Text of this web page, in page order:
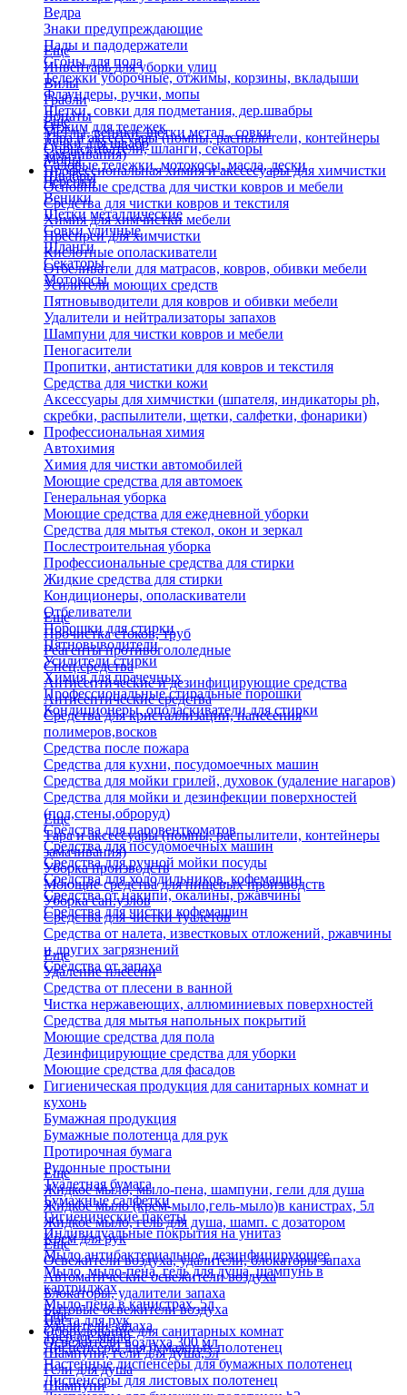
Ведра
Знаки предупреждающие
Пады и падодержатели
Сгоны для пола
Тележки уборочные, отжимы, корзины, вкладыши
Флаундеры, ручки, мопы
Щетки, совки для подметания, дер.швабры
Отжим для тележек
Ручки для швабр
Мопы
Швабры
Еще
Инвентарь для уборки улиц
Вилы
Грабли
Лопаты
Метлы, веники, щетки метал., совки
Опрыскиватели, шланги, секаторы
Садовые тележки, мотокосы, масла, лески
Черенки
Веники
Щетки металлические
Совки уличные
Шланги
Секаторы
Мотокосы
Еще
Тара и аксессуары (помпы, распылители, контейнеры
замачивания)
Профессиональная химия и акссесуары для химчистки
Основные средства для чистки ковров и мебели
Средства для чистки ковров и текстиля
Химия для химчистки мебели
Преспреи для химчистки
Кислотные ополаскиватели
Отбеливатели для матрасов, ковров, обивки мебели
Усилители моющих средств
Пятновыводители для ковров и обивки мебели
Удалители и нейтрализаторы запахов
Шампуни для чистки ковров и мебели
Пеногасители
Пропитки, антистатики для ковров и текстиля
Средства для чистки кожи
Аксессуары для химчистки (шпателя, индикаторы ph,
скребки, распылители, щетки, салфетки, фонарики)
Профессиональная химия
Автохимия
Химия для чистки автомобилей
Моющие средства для автомоек
Генеральная уборка
Моющие средства для ежедневной уборки
Средства для мытья стекол, окон и зеркал
Послестроительная уборка
Профессиональные средства для стирки
Жидкие средства для стирки
Кондиционеры, ополаскиватели
Отбеливатели
Порошки для стирки
Пятновыводители
Усилители стирки
Химия для прачечных
Профессиональные стиральные порошки
Кондиционеры, ополаскиватели для стирки
Еще
Прочистка стоков, труб
Реагенты противогололедные
Спец.средства
Антисептические и дезинфицирующие средства
Антисептические средства
Средства для кристаллизации, нанесения
полимеров,восков
Средства после пожара
Средства для кухни, посудомоечных машин
Средства для мойки грилей, духовок (удаление нагаров)
Средства для мойки и дезинфекции поверхностей
(пол,стены,оброруд)
Средства для паровенткоматов
Средства для посудомоечных машин
Средства для ручной мойки посуды
Средства для холодильников, кофемашин
Средства от накипи, окалины, ржавчины
Средства для чистки кофемашин
Еще
Тара и аксессуары (помпы, распылители, контейнеры
замачивания)
Уборка производств
Моющие средства для пищевых производств
Уборка сан.узлов
Средства для чистки туалетов
Средства от налета, известковых отложений, ржавчины
и других загрязнений
Средства от запаха
Еще
Удаление плесени
Средства от плесени в ванной
Чистка нержавеющих, аллюминиевых поверхностей
Средства для мытья напольных покрытий
Моющие средства для пола
Дезинфицирующие средства для уборки
Моющие средства для фасадов
Гигиеническая продукция для санитарных комнат и
кухонь
Бумажная продукция
Бумажные полотенца для рук
Протирочная бумага
Рулонные простыни
Туалетная бумага
Бумажные салфетки
Гигиенические пакеты
Индивидуальные покрытия на унитаз
Еще
Жидкое мыло, мыло-пена, шампуни, гели для душа
Жидкое мыло (крем-мыло,гель-мыло)в канистрах, 5л
Жидкое мыло, гель для душа, шамп. с дозатором
Крем для рук
Мыло антибактериальное, дезинфицирующее
Мыло, мыло-пена, гель для душа, шампунь в
картриджах
Мыло-пена в канистрах, 5л
Паста для рук
Твердое мыло
Шампуни, гели для душа,5л
Гели для душа
Шампуни
Еще
Освежители воздуха, удалители, блокаторы запаха
Автоматические освежители воздуха
Блокаторы, удалители запаха
Бытовые освежители воздуха
Удалители запаха
Освежители воздуха 300 мл
Еще
Оборудование для санитарных комнат
Диспенсеры для бумажных полотенец
Настенные диспенсеры для бумажных полотенец
Диспенсеры для листовых полотенец